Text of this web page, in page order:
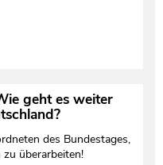
geht es weiter
des Bundestages,
überarbeiten!